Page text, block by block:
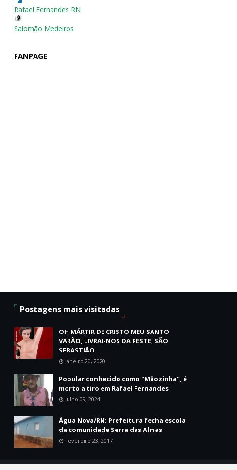
Rafael Fernandes RN
Salomão Medeiros
FANPAGE
Postagens mais visitadas
OH MÁRTIR DE CRISTO MEU SANTO
VARÃO, LIVRAI-NOS DA PESTE, SÃO
SEBASTIÃO
Janeiro 20, 2020
Popular conhecido como "Mãozinha", é
morto a tiro em Rafael Fernandes
Julho 09, 2024
Água Nova/RN: Prefeitura fecha escola
da comunidade Serra das Almas
Fevereiro 23, 2017